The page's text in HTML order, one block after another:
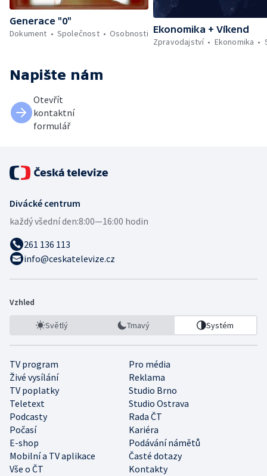
Generace "0"
Dokument
Společnost Osobnosti Ekonomika + Víkend
Zpravodajství
Ekonomika
Napište nám
Otevřít
kontaktní
formulář
Divácké centrum
každý všední den:8:00—16:00 hodin
261 136 113
info@ceskatelevize.cz
Vzhled
Světlý Tmavý Systém
TV program
Pro média
Živé vysílání
Reklama
TV poplatky
Studio Brno
Teletext
Studio Ostrava
Podcasty
Rada ČT
Počasí
Kariéra
E-shop
Podávání námětů
Mobilní a TV aplikace
Časté dotazy
Vše o ČT
Kontakty